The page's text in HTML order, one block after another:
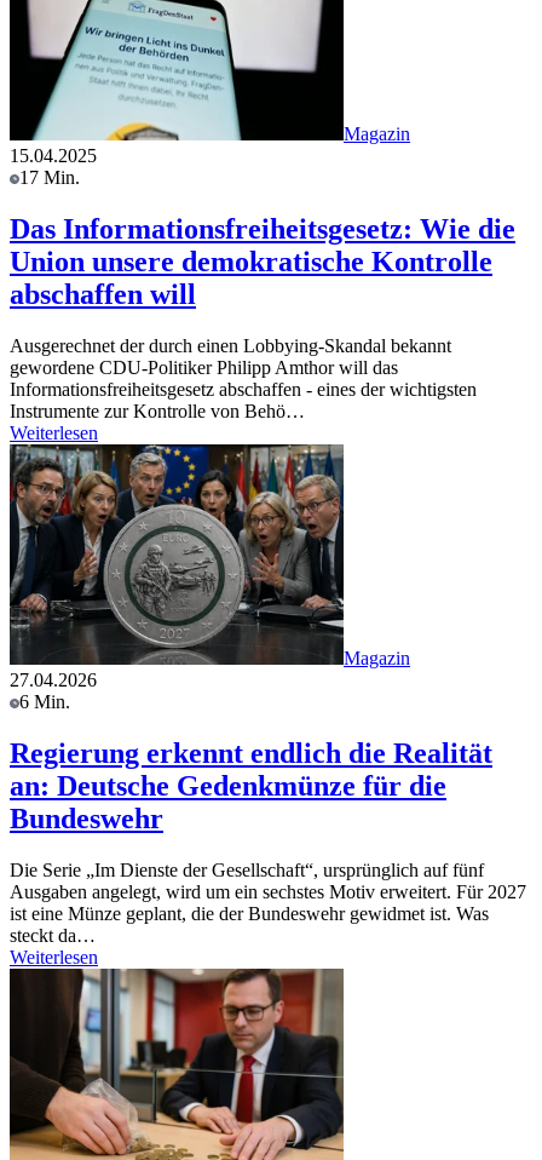
Magazin
15.04.2025
17 Min.
Das Informationsfreiheitsgesetz: Wie die
Union unsere demokratische Kontrolle
abschaffen will
Ausgerechnet der durch einen Lobbying-Skandal bekannt
gewordene CDU-Politiker Philipp Amthor will das
Informationsfreiheitsgesetz abschaffen - eines der wichtigsten
Instrumente zur Kontrolle von Behö…
Weiterlesen
Magazin
27.04.2026
6 Min.
Regierung erkennt endlich die Realität
an: Deutsche Gedenkmünze für die
Bundeswehr
Die Serie „Im Dienste der Gesellschaft“, ursprünglich auf fünf
Ausgaben angelegt, wird um ein sechstes Motiv erweitert. Für 2027
ist eine Münze geplant, die der Bundeswehr gewidmet ist. Was
steckt da…
Weiterlesen